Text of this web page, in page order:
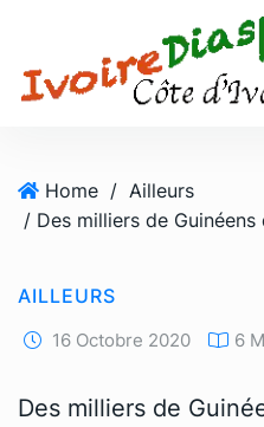
Home / Ailleurs
AILLEURS
16 Octobre 2020 6
Des milliers de